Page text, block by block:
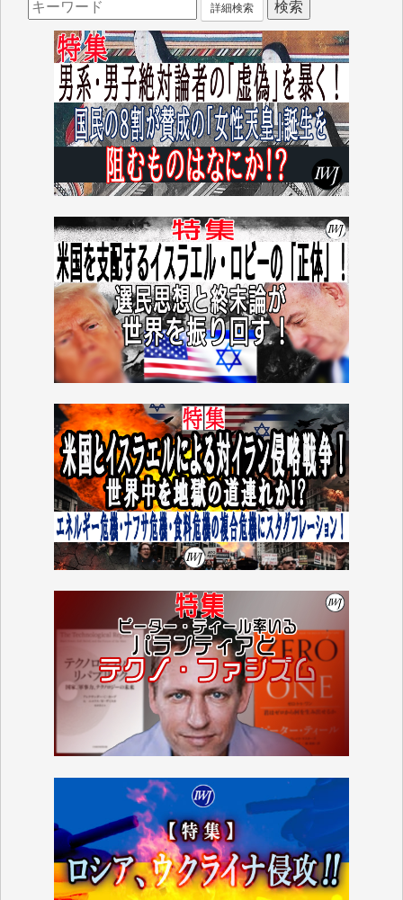
詳細検索